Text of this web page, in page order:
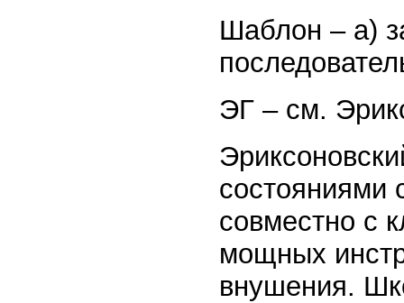
Шаблон – а)
ЭГ – см.
состояниями
совместно с
мощных
внушения.